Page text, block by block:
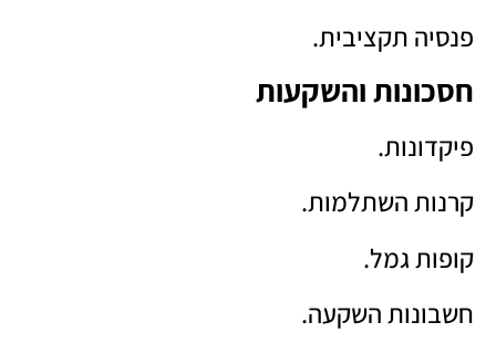
פנסיה תקציבית.
חסכונות והשקעות
פיקדונות.
קרנות השתלמות.
קופות גמל.
חשבונות השקעה.